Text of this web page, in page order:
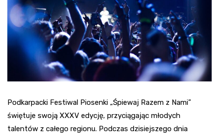
Podkarpacki Festiwal Piosenki „Śpiewaj Razem z Nami”
świętuje swoją XXXV edycję, przyciągając młodych
talentów z całego regionu. Podczas dzisiejszego dnia